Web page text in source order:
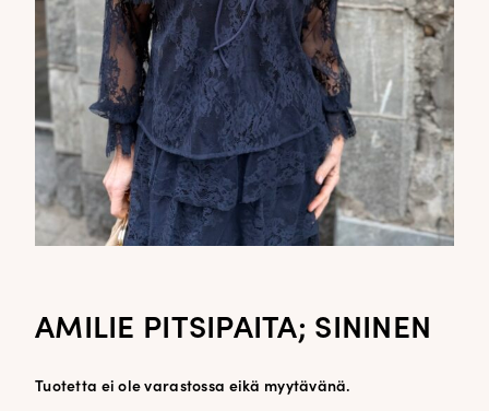
AMILIE PITSIPAITA; SININEN
Tuotetta ei ole varastossa eikä myytävänä.